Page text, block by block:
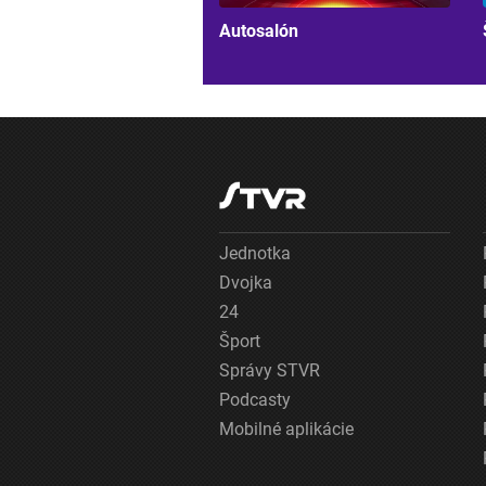
Autosalón
Jednotka
Dvojka
24
Šport
Správy STVR
Podcasty
Mobilné aplikácie